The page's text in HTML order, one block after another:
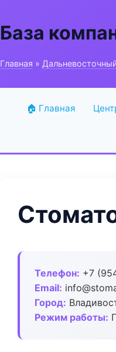
База
Главная »
🏠 Главная
Телефон: +7
Email:
Город:
Режим работы: